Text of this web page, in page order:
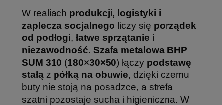
W realiach produkcji, logistyki i
zaplecza socjalnego liczy się porządek
od podłogi, łatwe sprzątanie i
niezawodność. Szafa metalowa BHP
SUM 310 (180×30×50) łączy podstawę
stałą z półką na obuwie, dzięki czemu
buty nie stoją na posadzce, a strefa
szatni pozostaje sucha i higieniczna. W